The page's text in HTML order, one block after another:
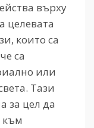
върху
целевата
които са
са
или
Тази
за цел да
към